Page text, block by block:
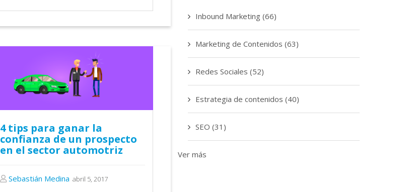
4 tips para ganar la
confianza de un prospecto
en el sector automotriz
Sebastián Medina abril 5, 2017
Inbound Marketing(66)
Marketing de Contenidos(63)
Redes Sociales(52)
Estrategia de contenidos(40)
SEO(31)
Ver más